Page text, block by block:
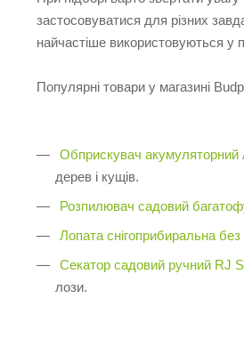
застосовуватися для різних
найчастіше використовуються у
Популярні товари у магазині
Обприскувач акумуляторний
дерев і кущів.
Розпилювач садовий
Лопата снігоприбиральна
Секатор садовий ручний RJ
лози.